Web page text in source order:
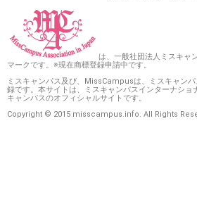
は、一般社団法人ミスキャ
マークです。※現在商標登録申請中です。
ミスキャンパス及び、MissCampusは、ミスキャン
録です。本サイトは、ミスキャンパスインターナショ
キャンパスのオフィシャルサイトです。
Copyright © 2015 misscampus.info. All Rights